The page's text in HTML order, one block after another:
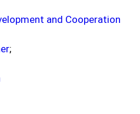
and Cooperation
;